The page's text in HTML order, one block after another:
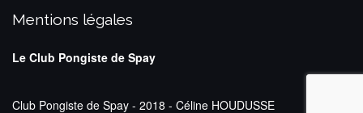
Mentions légales
Le Club Pongiste de Spay
Club Pongiste de Spay - 2018 - Céline HOUDUSSE